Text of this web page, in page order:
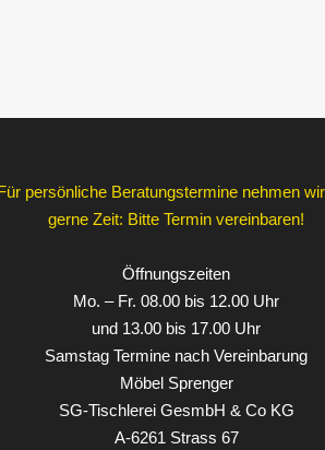
persönliche Beratungstermine nehmen
gerne Zeit: Bitte Termin vereinbaren!
Öffnungszeiten
Mo. – Fr. 08.00 bis 12.00 Uhr
und 13.00 bis 17.00 Uhr
Samstag Termine nach Vereinbarung
Möbel Sprenger
SG-Tischlerei GesmbH & Co KG
A-6261 Strass 67